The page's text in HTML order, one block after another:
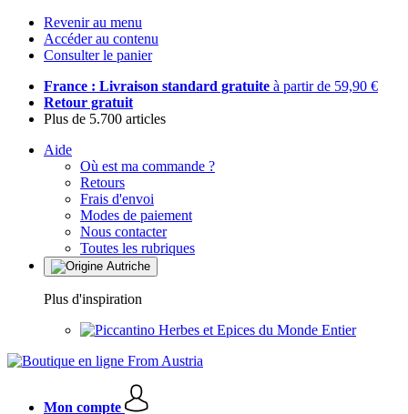
Revenir au menu
Accéder au contenu
Consulter le panier
France : Livraison standard gratuite à partir de 59,90 €
Retour gratuit
Plus de 5.700 articles
Aide
Où est ma commande ?
Retours
Frais d'envoi
Modes de paiement
Nous contacter
Toutes les rubriques
Plus d'inspiration
Herbes et Epices du Monde Entier
Mon compte